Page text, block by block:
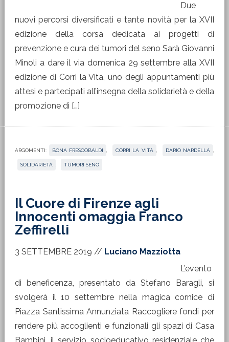
Due
nuovi percorsi diversificati e tante novità per la XVII
edizione della corsa dedicata ai progetti di
prevenzione e cura dei tumori del seno Sarà Giovanni
Minoli a dare il via domenica 29 settembre alla XVII
edizione di Corri la Vita, uno degli appuntamenti più
attesi e partecipati all’insegna della solidarietà e della
promozione di […]
ARGOMENTI: BONA FRESCOBALDI CORRI LA VITA DARIO NARDELLA
SOLIDARIETÀ TUMORI SENO
Il Cuore di Firenze agli
Innocenti omaggia Franco
Zeffirelli
3 SETTEMBRE 2019 // Luciano Mazziotta
L’evento
di beneficenza, presentato da Stefano Baragli, si
svolgerà il 10 settembre nella magica cornice di
Piazza Santissima Annunziata Raccogliere fondi per
rendere più accoglienti e funzionali gli spazi di Casa